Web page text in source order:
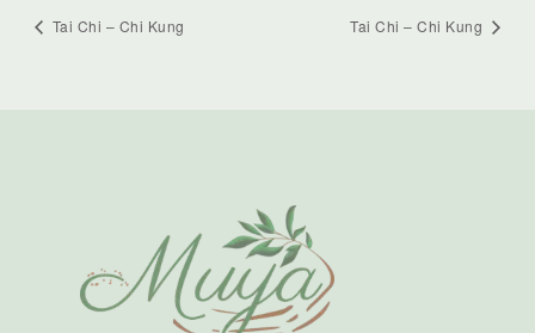
Tai Chi – Chi Kung Tai Chi – Chi Kung